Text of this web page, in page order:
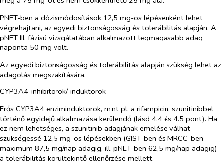
PNET-ben a dózismódosítások 12,5 mg-os lépésenként lehet
végrehajtani, az egyedi biztonságosság és tolerábilitás alapján. A
pNET III. fázisú vizsgálatában alkalmazott legmagasabb adag
naponta 50 mg volt.
Az egyedi biztonságosság és tolerábilitás alapján szükség lehet az
adagolás megszakítására.
CYP3A4-inhibitorok/-induktorok
Erős CYP3A4 enziminduktorok, mint pl. a rifampicin, szunitinibbel
történő egyidejű alkalmazása kerülendő (lásd 4.4 és 4.5 pont). Ha
ez nem lehetséges, a szunitinib adagjának emelése válhat
szükségessé 12,5 mg-os lépésekben (GIST-ben és MRCC-ben
maximum 87,5 mg/nap adagig, ill. pNET-ben 62,5 mg/nap adagig)
a tolerábilitás körültekintő ellenőrzése mellett.